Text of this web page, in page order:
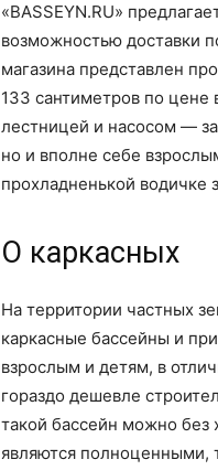
«BASSEYN.RU»
возможностью доставки
магазина представлен
133 сантиметров по цене
лестницей и насосом —
но и вполне себе
прохладненькой
О каркасных
На территории частных
каркасные бассейны и
взрослым и детям, в
гораздо дешевле
такой бассейн можно без
являются полноценными,